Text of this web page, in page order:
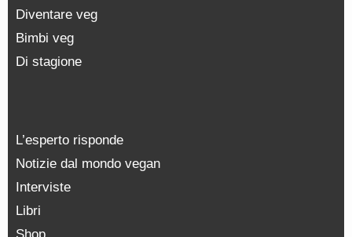
Diventare veg
Bimbi veg
Di stagione
L’esperto risponde
Notizie dal mondo vegan
Interviste
Libri